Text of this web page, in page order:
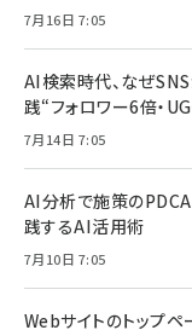
7月16日 7:05
AI検索時代、なぜ
践“フォロワー6倍・
7月14日 7:05
AI分析で施策の
践するAI活用術
7月10日 7:05
Webサイトのトップ